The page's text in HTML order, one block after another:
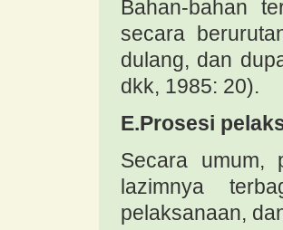
Bahan-bahan
secara
dulang, dan
dkk, 1985: 20).
E.Prosesi
Secara umum,
lazimnya
pelaksanaan,